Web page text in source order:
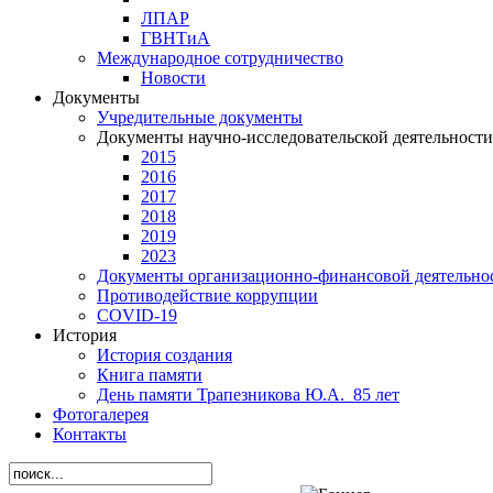
ЛПАР
ГВНТиА
Международное сотрудничество
Новости
Документы
Учредительные документы
Документы научно-исследовательской деятельности
2015
2016
2017
2018
2019
2023
Документы организационно-финансовой
Противодействие коррупции
СОVID-19
История
История создания
Книга памяти
День памяти Трапезникова Ю.А._85 лет
Фотогалерея
Контакты